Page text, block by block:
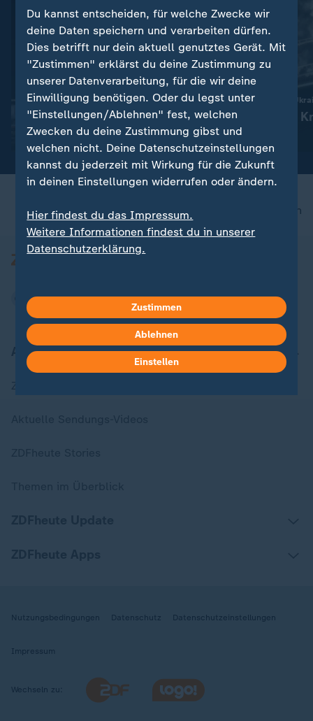
Interview
Drohnen-Vorfall am Flughafen:
Experte: Diese Gründe
sprechen gegen eine "False
Flag"-Aktion
mit Video 5:39
Liveblog
Russland greift die
Aktuelles zum
Ukraine
nach oben
Aktuell bei ZDFheute
Nutzungsbedingungen Datenschutz Datenschutzeinstellungen
Impressum
Wechseln zu:
Du kannst entscheiden, für welche Zwecke wir
deine Daten speichern und verarbeiten dürfen.
Dies betrifft nur dein aktuell genutztes Gerät. Mit
"Zustimmen" erklärst du deine Zustimmung zu
unserer Datenverarbeitung, für die wir deine
Einwilligung benötigen. Oder du legst unter
"Einstellungen/Ablehnen" fest, welchen
Zwecken du deine Zustimmung gibst und
welchen nicht. Deine Datenschutzeinstellungen
kannst du jederzeit mit Wirkung für die Zukunft
in deinen Einstellungen widerrufen oder ändern.
Hier findest du das Impressum.
Weitere Informationen findest du in unserer
Datenschutzerklärung.
Zustimmen
Ablehnen
Einstellen